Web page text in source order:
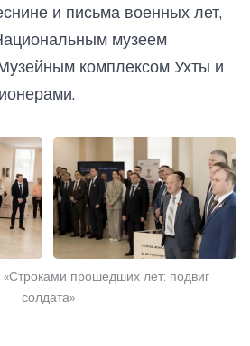
и письма военных лет,
музеем
комплексом Ухты и
«Строками прошедших лет: подвиг
солдата»